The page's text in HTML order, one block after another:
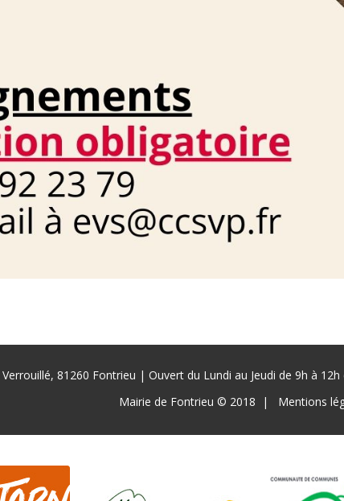
81260 Fontrieu | Ouvert du Lundi au Jeudi de 9h à
Mairie de Fontrieu © 2018 Mentions